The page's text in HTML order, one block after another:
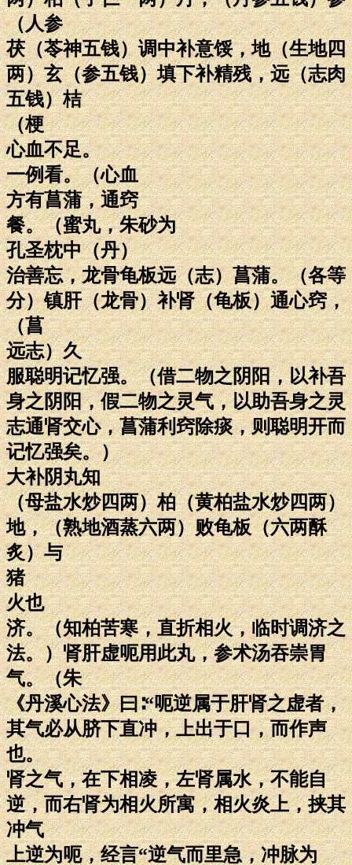
（人参
茯（苓神五钱）调中补意馁，地（生地四
两）玄（参五钱）填下补精残，远（志肉
五钱）桔
（梗
心血不足。
一例看。（心血
方有菖蒲，通窍
餐。（蜜丸，朱砂为
孔圣枕中（丹）
治善忘，龙骨龟板远（志）菖蒲。（各等
分）镇肝（龙骨）补肾（龟板）通心窍，
（菖
远志）久
服聪明记忆强。（借二物之阴阳，以补吾
身之阴阳，假二物之灵气，以助吾身之灵
志通肾交心，菖蒲利窍除痰，则聪明开而
记忆强矣。）
大补阴丸知
（母盐水炒四两）柏（黄柏盐水炒四两）
地，（熟地酒蒸六两）败龟板（六两酥
炙）与
猪
火也
济。（知柏苦寒，直折相火，临时调济之
法。）肾肝虚呃用此丸，参术汤吞崇胃
气。（朱
《丹溪心法》曰∶“呃逆属于肝肾之虚者，
其气必从脐下直冲，上出于口，而作声
也。
肾之气，在下相凌，左肾属水，不能自
逆，而右肾为相火所寓，相火炎上，挟其
冲气
上逆为呃，经言“逆气而里急，冲脉为